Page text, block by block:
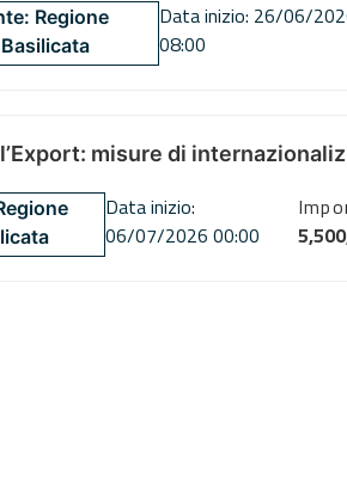
Regione
Basilicata
Data inizio: 26/06/
08:00
misure di
Data inizio:
06/07/2026 00:00